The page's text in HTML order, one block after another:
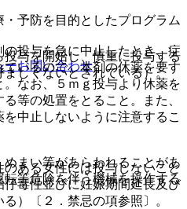
与を開始し、慎重に投与する
しくないとされている）。
ある女性には投与しないこと
毒性並びに妊娠期間延長及び
）〔２．禁忌の項参照〕。
投与を急に中止したとき、症
いるので、本剤の休薬を要す
なお、５ｍｇ投与より休薬を
等の処置をとること。また、
中止しないように注意するこ
まい等があらわれることがあ
等危険を伴う機械を操作する
予防を目的としたプログラム
ーお問い合わせ